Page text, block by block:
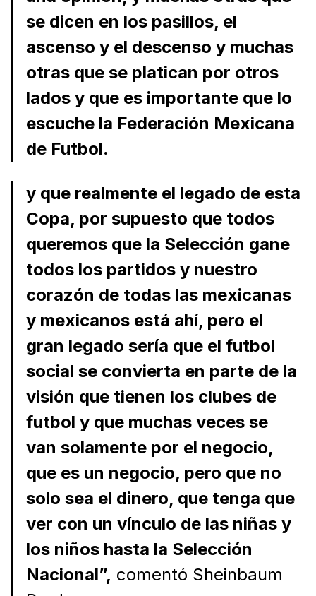
se dicen en los pasillos, el
ascenso y el descenso y muchas
otras que se platican por otros
lados y que es importante que lo
escuche la Federación Mexicana
de Futbol.
y que realmente el legado de esta
Copa, por supuesto que todos
queremos que la Selección gane
todos los partidos y nuestro
corazón de todas las mexicanas
y mexicanos está ahí, pero el
gran legado sería que el futbol
social se convierta en parte de la
visión que tienen los clubes de
futbol y que muchas veces se
van solamente por el negocio,
que es un negocio, pero que no
solo sea el dinero, que tenga que
ver con un vínculo de las niñas y
los niños hasta la Selección
Nacional”, comentó Sheinbaum